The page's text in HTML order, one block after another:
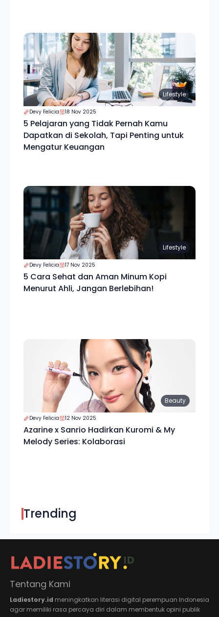
Lifestyle
Devy Felicia 18 Nov 2025
5 Pelajaran yang Tidak Pernah Kamu
Dapatkan di Sekolah, Tapi Penting untuk
Mengatur Keuangan
Lifestyle
Devy Felicia 17 Nov 2025
5 Cara Sehat dan Aman Minum Kopi
Menurut Ahli, Jangan Berlebihan!
Beauty
Devy Felicia 12 Nov 2025
Azarine x Sanrio Hadirkan Kuromi & My
Melody Series: Kolaborasi
Trending
Tentang Kami
Ladiestory.id meningkatkan literasi digital perempuan Indonesia
agar memiliki rasa percaya diri dalam membentuk opini publik